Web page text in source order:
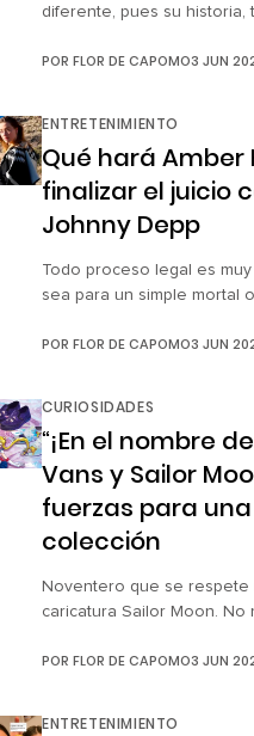
diferente, pues su historia,
horas, transportándonos a
nos platican acerca de
POR FLOR DE CAPOMO3 JUN
ENTRETENIMIENTO
Qué hará Amber
finalizar el juicio
Johnny Depp
Todo proceso legal es
sea para un simple mortal
Debido al juicio de más de
a Heard dio a conocer
POR FLOR DE CAPOMO3 JUN
CURIOSIDADES
“¡En el nombre
Vans y Sailor
fuerzas para
colección
Noventero que se respete
caricatura Sailor Moon. No
adolescencia se te vienen
POR FLOR DE CAPOMO3 JUN
ENTRETENIMIENTO